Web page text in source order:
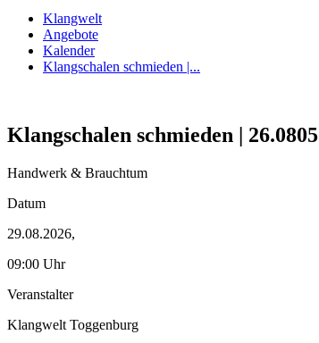
Klangwelt
Angebote
Kalender
Klangschalen schmieden |...
Klangschalen schmieden | 26.0805
Handwerk & Brauchtum
Datum
29.08.2026,
09:00 Uhr
Veranstalter
Klangwelt Toggenburg